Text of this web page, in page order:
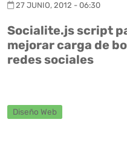
27 JUNIO, 2012 - 06:30
Socialite.js script
mejorar carga de
redes sociales
Diseño Web